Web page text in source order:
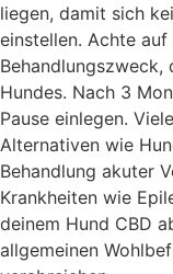
liegen, damit sich
einstellen. Achte
Hundes. Nach 3
Pause einlegen.
Alternativen wie
Behandlung akuter
Krankheiten wie
deinem Hund CBD
allgemeinen